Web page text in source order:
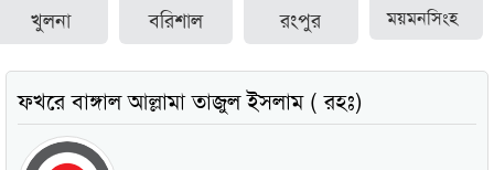
খুলনা বরিশাল রংপুর ময়মনসিংহ
ফখরে বাঙ্গাল আল্লামা তাজুল ইসলাম ( রহঃ)